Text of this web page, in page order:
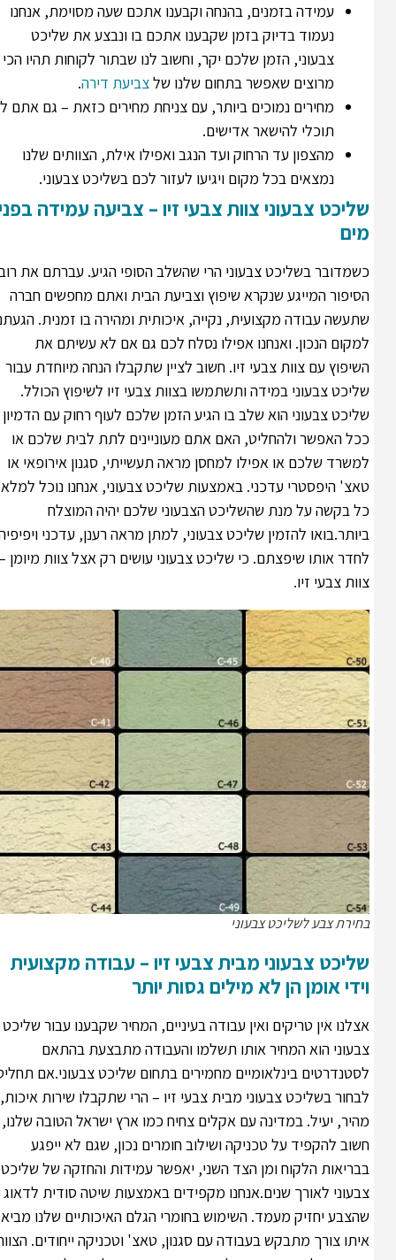
עמידה בזמנים, בהנחה וקבענו אתכם שעה מסוימת, אנחנו
נעמוד בדיוק בזמן שקבענו אתכם בו ונבצע את שליכט
צבעוני, הזמן שלכם יקר, וחשוב לנו שבתור לקוחות תהיו הכי
מרוצים שאפשר בתחום שלנו שלצביעת דירה.
מחירים נמוכים ביותר, עם צניחת מחירים כזאת – גם אתם לא
תוכלי להישאר אדישים.
מהצפון עד הרחוק ועד הנגב ואפילו אילת, הצוותים שלנו
נמצאים בכל מקום ויגיעו לעזור לכם בשליכט צבעוני.
שליכט צבעוני צוות צבעי זיו – צביעה עמידה בפני
מים
כשמדובר בשליכט צבעוני הרי שהשלב הסופי הגיע. עברתם את רוב
הסיפור המייגע שנקרא שיפוץ וצביעת הבית ואתם מחפשים חברה
שתעשה עבודה מקצועית, נקייה, איכותית ומהירה בו זמנית. הגעתם
למקום הנכון. ואנחנו אפילו נסלח לכם גם אם לא עשיתם את
השיפוץ עם צוות צבעי זיו. חשוב לציין שתקבלו הנחה מיוחדת עבור
שליכט צבעוני במידה ותשתמשו בצוות צבעי זיו לשיפוץ הכולל.
שליכט צבעוני הוא שלב בו הגיע הזמן שלכם לעוף רחוק עם הדמיון
ככל האפשר ולהחליט, האם אתם מעוניינים לתת לבית שלכם או
למשרד שלכם או אפילו למחסן מראה תעשייתי, סגנון אירופאי או
טאצ' היפסטרי עדכני. באמצעות שליכט צבעוני, אנחנו נוכל למלא
כל בקשה על מנת שהשליכט הצבעוני שלכם יהיה המוצלח
ביותר.בואו להזמין שליכט צבעוני, למתן מראה רענן, עדכני ויפיפיה
לחדר אותו שיפצתם. כי שליכט צבעוני עושים רק אצל צוות מיומן –
צוות צבעי זיו.
בחירת צבע לשליכט צבעוני
שליכט צבעוני מבית צבעי זיו – עבודה מקצועית
וידי אומן הן לא מילים גסות יותר
אצלנו אין טריקים ואין עבודה בעיניים, המחיר שקבענו עבור שליכט
צבעוני הוא המחיר אותו תשלמו והעבודה מתבצעת בהתאם
לסטנדרטים בינלאומיים מחמירים בתחום שליכט צבעוני.אם תחליטו
לבחור בשליכט צבעוני מבית צבעי זיו – הרי שתקבלו שירות איכות,
מהיר, יעיל. במדינה עם אקלים צחיח כמו ארץ ישראל הטובה שלנו,
חשוב להקפיד על טכניקה ושילוב חומרים נכון, שגם לא ייפגע
בבריאות הלקוח ומן הצד השני, יאפשר עמידות והחזקה של שליכט
צבעוני לאורך שנים.אנחנו מקפידים באמצעות שיטה סודית לדאוג
שהצבע יחזיק מעמד. השימוש בחומרי הגלם האיכותיים שלנו מביא
איתו צורך מתבקש בעבודה עם סגנון, טאצ' וטכניקה ייחודים. הצוות